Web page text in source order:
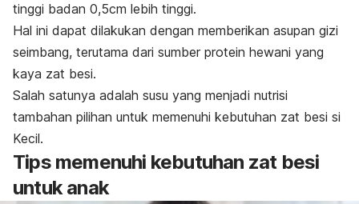
tinggi badan 0,5cm lebih tinggi.
Hal ini dapat dilakukan dengan memberikan asupan gizi
seimbang, terutama dari sumber protein hewani yang
kaya zat besi.
Salah satunya adalah susu yang menjadi nutrisi
tambahan pilihan untuk memenuhi kebutuhan zat besi si
Kecil.
Tips memenuhi kebutuhan zat besi
untuk anak